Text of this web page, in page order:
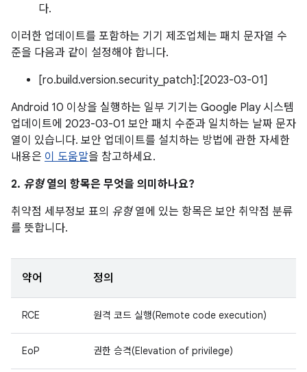
다.
이러한 업데이트를 포함하는 기기 제조업체는 패치 문자열 수
준을 다음과 같이 설정해야 합니다.
[ro.build.version.security_patch]:[2023-03-01]
Android 10 이상을 실행하는 일부 기기는 Google Play 시스템
업데이트에 2023-03-01 보안 패치 수준과 일치하는 날짜 문자
열이 있습니다. 보안 업데이트를 설치하는 방법에 관한 자세한
내용은 이 도움말을 참고하세요.
2. 유형열의 항목은 무엇을 의미하나요?
취약점 세부정보 표의 유형열에 있는 항목은 보안 취약점 분류
를 뜻합니다.
약어 정의
RCE 원격 코드 실행(Remote code execution)
EoP 권한 승격(Elevation of privilege)